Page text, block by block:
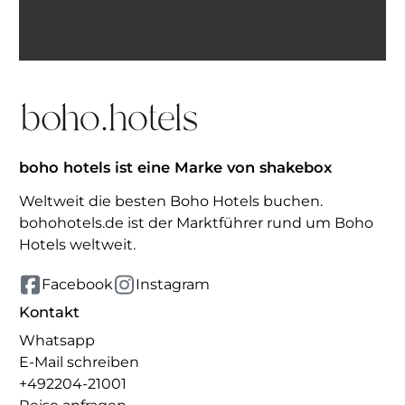
boho hotels ist eine Marke von shakebox
Weltweit die besten Boho Hotels buchen.
bohohotels.de ist der Marktführer rund um Boho
Hotels weltweit.
Facebook Instagram
Kontakt
Whatsapp
E-Mail schreiben
+492204-21001